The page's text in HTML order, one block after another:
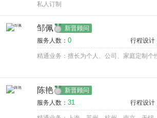
私人订制
邹佩 新晋顾问
服务人数： 0 行程设计
精通业务：擅长为个人、公司、家庭定制个
陈艳 新晋顾问
服务人数： 31 行程设计